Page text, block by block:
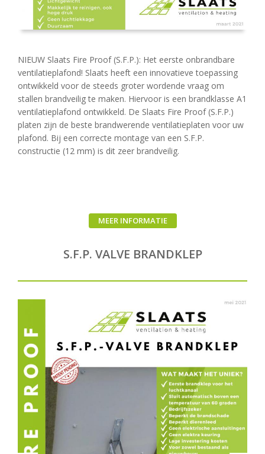
NIEUW Slaats Fire Proof (S.F.P.): Het eerste onbrandbare
ventilatieplafond! Slaats heeft een innovatieve toepassing
ontwikkeld voor de steeds groter wordende vraag om
stallen brandveilig te maken. Hiervoor is een brandklasse A1
ventilatieplafond ontwikkeld. De Slaats Fire Proof (S.F.P.)
platen zijn de beste brandwerende ventilatieplaten voor uw
plafond. Bij een correcte montage van een S.F.P.
constructie (12 mm) is dit zeer brandveilig.
MEER INFORMATIE
S.F.P. VALVE BRANDKLEP